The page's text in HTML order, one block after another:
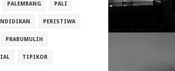
PALEMBANG PALI
PERISTIWA
PRABUMULIH
TIPIKOR